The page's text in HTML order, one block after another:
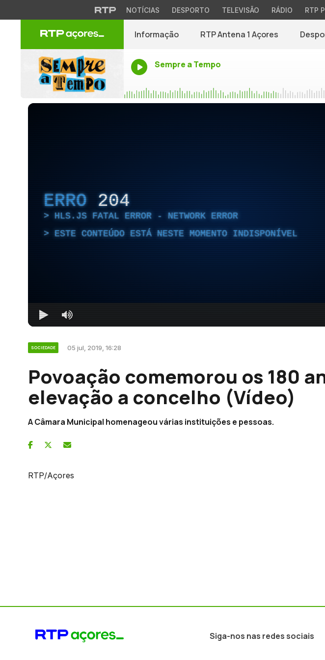
NOTÍCIAS DESPORTO TELEVISÃO RÁDIO RTP
Informação RTP Antena 1 Açores
Sempre a Tempo
ERRO 204
HLS.JS FATAL ERROR - NETWORK ERROR
ESTE CONTEÚDO ESTÁ NESTE MOMENTO INDISPONÍVEL
SOCIEDADE 05 jul, 2019, 16:28
Povoação comemorou os 180
elevação a concelho (Vídeo)
A Câmara Municipal homenageou várias instituições e pessoas.
RTP/Açores
Siga-nos nas redes sociais